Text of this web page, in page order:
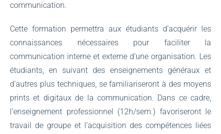
communication.
Cette formation permettra aux étudiants d’acquérir les
connaissances nécessaires pour faciliter la
communication interne et externe d’une organisation. Les
étudiants, en suivant des enseignements généraux et
d’autres plus techniques, se familiariseront à des moyens
prints et digitaux de la communication. Dans ce cadre,
l’enseignement professionnel (12h/sem.) favoriseront le
travail de groupe et l’acquisition des compétences liées